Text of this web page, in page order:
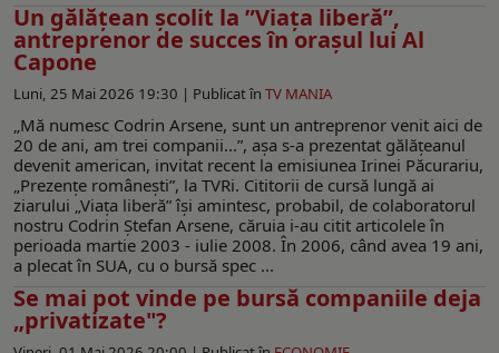
Un gălățean școlit la ”Viața liberă”,
antreprenor de succes în orașul lui Al
Capone
Luni, 25 Mai 2026 19:30 | Publicat în TV MANIA
„Mă numesc Codrin Arsene, sunt un antreprenor venit aici de
20 de ani, am trei companii...”, așa s-a prezentat gălățeanul
devenit american, invitat recent la emisiunea Irinei Păcurariu,
„Prezențe românești”, la TVRi. Cititorii de cursă lungă ai
ziarului „Viața liberă” își amintesc, probabil, de colaboratorul
nostru Codrin Ștefan Arsene, căruia i-au citit articolele în
perioada martie 2003 - iulie 2008. În 2006, când avea 19 ani,
a plecat în SUA, cu o bursă spec ...
Se mai pot vinde pe bursă companiile deja
„privatizate"?